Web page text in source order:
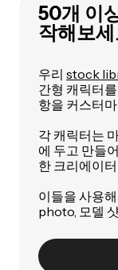
50개 이
작해보
우리 stock
간형 캐릭터
항을 커스터
각 캐릭터는
에 두고 만들
한 크리에이
이들을 사용
photo, 모델